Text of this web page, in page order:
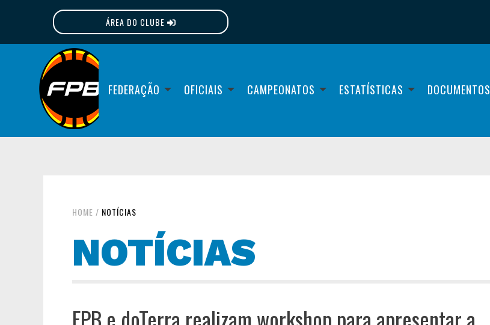
ÁREA DO CLUBE
FEDERAÇÃO OFICIAIS CAMPEONATOS ESTATÍSTICAS DOCUMENTOS
HOME / NOTÍCIAS
NOTÍCIAS